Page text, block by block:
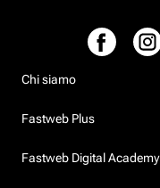
Chi siamo
Fastweb Plus
Fastweb Digital Academy